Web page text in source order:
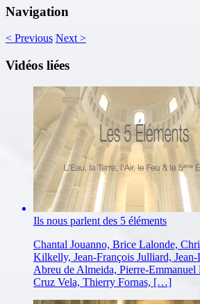
Navigation
< Previous Next>
Vidéos liées
Ils nous parlent des 5 éléments
Chantal Jouanno, Brice Lalonde,
Kilkelly, Jean-François Julliard,
Abreu de Almeida, Pierre-
Cruz Vela, Thierry Fornas, […]